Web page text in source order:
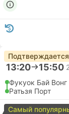
13:20 15:50
Фукуок Бай Вонг
Ратьзя Порт
Самый